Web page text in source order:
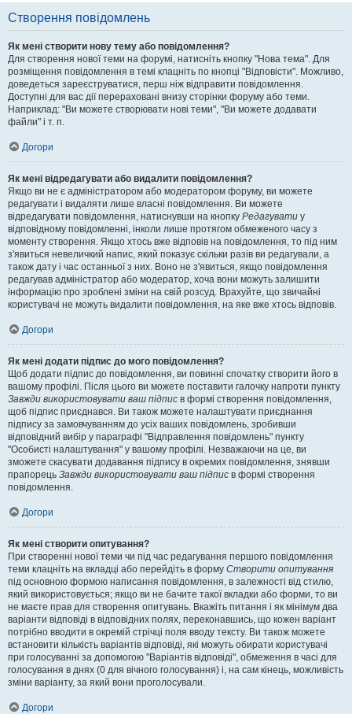
Створення повідомлень
Як мені створити нову тему або повідомлення?
Для створення нової теми на форумі, натисніть кнопку "Нова тема". Для
розміщення повідомлення в темі клацніть по кнопці "Відповісти". Можливо,
доведеться зареєструватися, перш ніж відправити повідомлення.
Доступні для вас дії перераховані внизу сторінки форуму або теми.
Наприклад: "Ви можете створювати нові теми", "Ви можете додавати
файли" і т. п.
Догори
Як мені відредагувати або видалити повідомлення?
Якщо ви не є адміністратором або модератором форуму, ви можете
редагувати і видаляти лише власні повідомлення. Ви можете
відредагувати повідомлення, натиснувши на кнопку Редагувати у
відповідному повідомленні, інколи лише протягом обмеженого часу з
моменту створення. Якщо хтось вже відповів на повідомлення, то під ним
з'явиться невеличкий напис, який показує скільки разів ви редагували, а
також дату і час останньої з них. Воно не з'явиться, якщо повідомлення
редагував адміністратор або модератор, хоча вони можуть залишити
інформацію про зроблені зміни на свій розсуд. Врахуйте, що звичайні
користувачі не можуть видалити повідомлення, на яке вже хтось відповів.
Догори
Як мені додати підпис до мого повідомлення?
Щоб додати підпис до повідомлення, ви повинні спочатку створити його в
вашому профілі. Після цього ви можете поставити галочку напроти пункту
Завжди використовувати ваш підпис в формі створення повідомлення,
щоб підпис приєднався. Ви також можете налаштувати приєднання
підпису за замовчуванням до усіх ваших повідомлень, зробивши
відповідний вибір у параграфі "Відправлення повідомлень" пункту
"Особисті налаштування" у вашому профілі. Незважаючи на це, ви
зможете скасувати додавання підпису в окремих повідомлення, знявши
прапорець Завжди використовувати ваш підпис в формі створення
повідомлення.
Догори
Як мені створити опитування?
При створенні нової теми чи під час редагування першого повідомлення
теми клацніть на вкладці або перейдіть в форму Створити опитування
під основною формою написання повідомлення, в залежності від стилю,
який використовується; якщо ви не бачите такої вкладки або форми, то ви
не маєте прав для створення опитувань. Вкажіть питання і як мінімум два
варіанти відповіді в відповідних полях, переконавшись, що кожен варіант
потрібно вводити в окремій стрічці поля вводу тексту. Ви також можете
встановити кількість варіантів відповіді, які можуть обирати користувачі
при голосуванні за допомогою "Варіантів відповіді", обмеження в часі для
голосування в днях (0 для вічного голосування) і, на сам кінець, можливість
зміни варіанту, за який вони проголосували.
Догори